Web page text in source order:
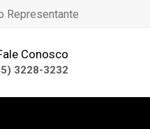
Representante
Conosco
3228-3232